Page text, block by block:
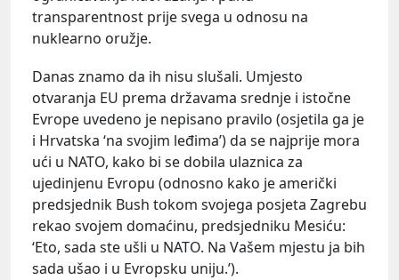
transparentnost prije svega u odnosu na
nuklearno oružje.
Danas znamo da ih nisu slušali. Umjesto
otvaranja EU prema državama srednje i istočne
Evrope uvedeno je nepisano pravilo (osjetila ga je
i Hrvatska ‘na svojim leđima’) da se najprije mora
ući u NATO, kako bi se dobila ulaznica za
ujedinjenu Evropu (odnosno kako je američki
predsjednik Bush tokom svojega posjeta Zagrebu
rekao svojem domaćinu, predsjedniku Mesiću:
‘Eto, sada ste ušli u NATO. Na Vašem mjestu ja bih
sada ušao i u Evropsku uniju.’).